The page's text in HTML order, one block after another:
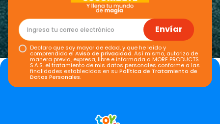
Envíar
Declaro que soy mayor de edad, y que he leído y
comprendido elAviso de privacidad. Así mismo, autorizo de
manera previa, expresa, libre e informada a MORE PRODUCTS
S.A.S. el tratamiento de mis datos personales conforme a las
finalidades establecidas en suPolítica de Tratamiento de
Datos Personales.